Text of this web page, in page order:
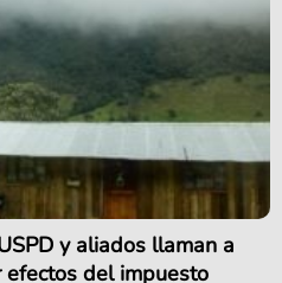
y aliados llaman a
efectos del impuesto